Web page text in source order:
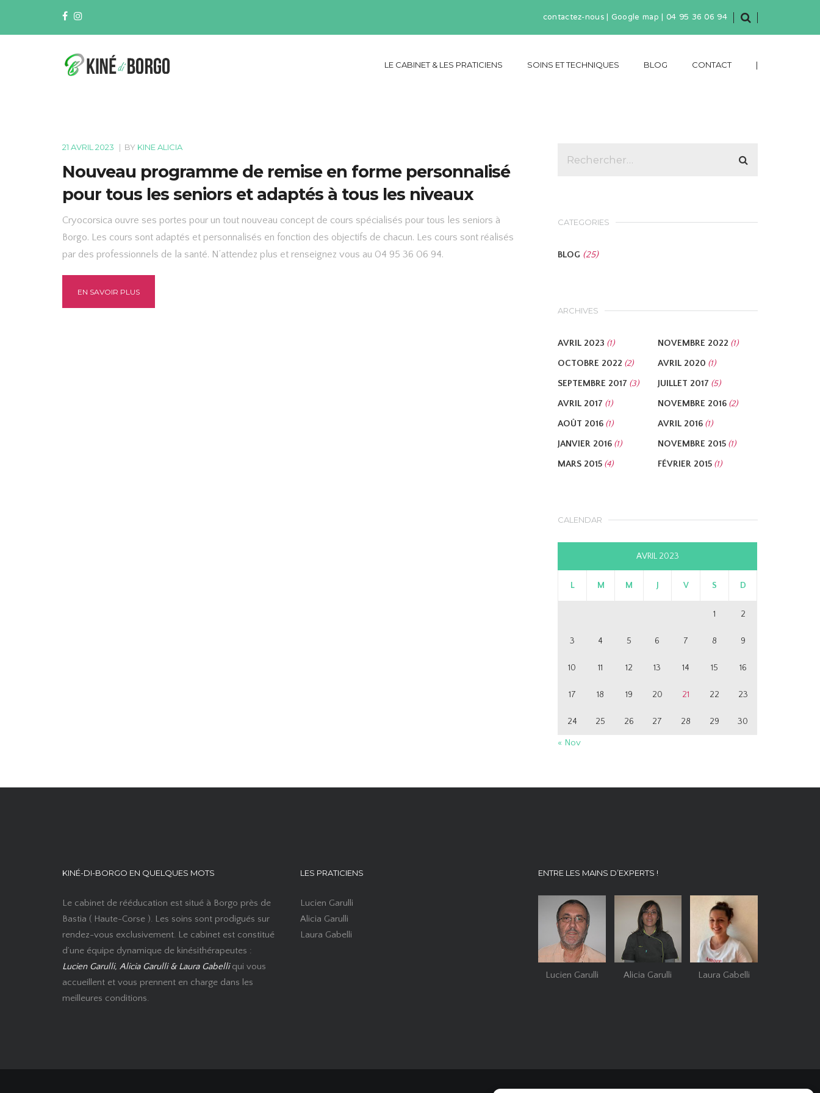
contactez-nous|Google map|04 95 36 06 94
LE CABINET & LES PRATICIENS SOINS ET TECHNIQUES BLOG CONTACT |
21 AVRIL 2023 | BY KINE ALICIA
Nouveau programme de remise en forme personnalisé
pour tous les seniors et adaptés à tous les niveaux
Cryocorsica ouvre ses portes pour un tout nouveau concept de cours spécialisés pour tous les seniors à
Borgo. Les cours sont adaptés et personnalisés en fonction des objectifs de chacun. Les cours sont réalisés
par des professionnels de la santé. N’attendez plus et renseignez vous au 04 95 36 06 94.
EN SAVOIR PLUS
CATEGORIES
BLOG (25)
ARCHIVES
AVRIL 2023 (1) NOVEMBRE 2022 (1)
OCTOBRE 2022 (2) AVRIL 2020 (1)
SEPTEMBRE 2017 (3) JUILLET 2017 (5)
AVRIL 2017 (1) NOVEMBRE 2016 (2)
AOÛT 2016 (1) AVRIL 2016 (1)
JANVIER 2016 (1) NOVEMBRE 2015 (1)
MARS 2015 (4) FÉVRIER 2015 (1)
CALENDAR
AVRIL 2023
L M M J V S D
1 2
3 4 5 6 7 8 9
10 11 12 13 14 15 16
17 18 19 20 21 22 23
24 25 26 27 28 29 30
« Nov
KINÉ-DI-BORGO EN QUELQUES MOTS
Le cabinet de rééducation est situé à Borgo près de
Bastia ( Haute-Corse ). Les soins sont prodigués sur
rendez-vous exclusivement. Le cabinet est constitué
d’une équipe dynamique de kinésithérapeutes :
Lucien Garulli, Alicia Garulli & Laura Gabelliqui vous
accueillent et vous prennent en charge dans les
meilleures conditions.
LES PRATICIENS
Lucien Garulli
Alicia Garulli
Laura Gabelli
ENTRE LES MAINS D’EXPERTS !
Lucien Garulli Alicia Garulli Laura Gabelli